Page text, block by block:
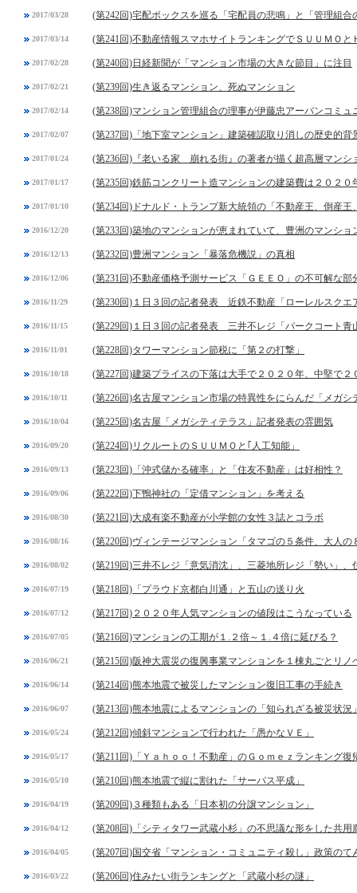
2017/03/28 (第242回)宅配ボックスを巡る「宅配員の悲鳴」と「管理組合
2017/03/14 (第241回)不動産情報スマホサイトランキングでＳＵＵＭＯと
2017/02/28 (第240回)日経新聞が「マンション市場の大きな節目」に注目
2017/02/21 (第239回)生き返るマンション、死ぬマンション
2017/02/14 (第238回)マンション管理組合の理事が伊藤忠アーバンコミュ
2017/02/07 (第237回)「地下室マンション」建築確認取り消しの歴史的背
2017/01/24 (第236回)『老いる家 崩れる街』の著者が描く超高層マンシ
2017/01/17 (第235回)鉄筋コンクリート造マンションの建築費は２０２０
2017/01/10 (第234回)ドナルド・トランプ新大統領の「不動産王、倒産王
2016/12/20 (第233回)築地のマンションが恵まれていて、豊洲のマンショ
2016/12/13 (第232回)豊洲マンション「暴落危機説」の真相
2016/12/06 (第231回)不動産価格予測サービス「ＧＥＥＯ」の不可解な部
2016/11/29 (第230回)１日３回の記者発表 近鉄不動産「ローレルスクエ
2016/11/15 (第229回)１日３回の記者発表 三井不レジ「パークコート青
2016/11/01 (第228回)タワーマンション節税に「第２の打撃」
2016/10/18 (第227回)建築プライスの下落は大手で２０２０年、中堅で２
2016/10/11 (第226回)名古屋マンション市場の特異性をにらんだ「メガシ
2016/10/04 (第225回)名古屋「メガシティテラス」記者発表の雰囲気
2016/09/20 (第224回)リクルートのＳＵＵＭＯと｢人工知能」
2016/09/13 (第223回)「沖式儲かる確率」と「住友不動産」は好相性？
2016/09/06 (第222回)下鴨神社の「定借マンション」を考える
2016/08/30 (第221回)大成有楽不動産が小学館の女性３誌とコラボ
2016/08/16 (第220回)ヴィンテージマンション「タマゴの５条件、大人の
2016/08/02 (第219回)三井不レジ「意気消沈」、三菱地所レジ「勢い」、
2016/07/19 (第218回)「プラウド京都白川通」と五山の送り火
2016/07/12 (第217回)２０２０年人気マンションの値段はこうなっている
2016/07/05 (第216回)マンションの工期が１.２倍～１.４倍に延びる？
2016/06/21 (第215回)阪神大震災の復興事業マンションを１棟丸ごとリノ
2016/06/14 (第214回)熊本地震で被災したマンション復旧工事の手続き
2016/06/07 (第213回)熊本地震によるマンションの「知られざる被災状況
2016/05/24 (第212回)傾斜マンションで行われた「愚かなＶＥ」
2016/05/17 (第211回)「Ｙａｈｏｏ！不動産」のＧｏｍｅｚランキング復
2016/05/10 (第210回)熊本地震で縦に割れた「サーパス平成」
2016/04/19 (第209回)３種類もある「日本初の分譲マンション」
2016/04/12 (第208回)「シティタワー武蔵小杉」の不思議な形をした共用
2016/04/05 (第207回)国交省「マンション・コミュニティ殺し」政策のて
2016/03/22 (第206回)住みたい街ランキングと「武蔵小杉の謎」